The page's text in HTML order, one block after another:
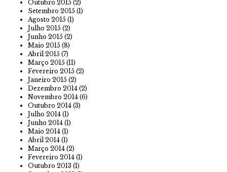
Outubro 2015 (2)
Setembro 2015 (1)
Agosto 2015 (1)
Julho 2015 (2)
Junho 2015 (2)
Maio 2015 (8)
Abril 2015 (7)
Março 2015 (11)
Fevereiro 2015 (2)
Janeiro 2015 (2)
Dezembro 2014 (2)
Novembro 2014 (6)
Outubro 2014 (3)
Julho 2014 (1)
Junho 2014 (1)
Maio 2014 (1)
Abril 2014 (1)
Março 2014 (2)
Fevereiro 2014 (1)
Outubro 2013 (1)